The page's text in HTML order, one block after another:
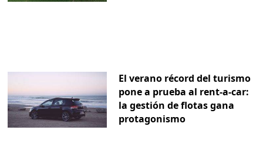
El verano récord del turismo
pone a prueba al rent-a-car:
la gestión de flotas gana
protagonismo